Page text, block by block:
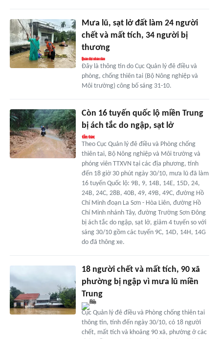
Mưa lũ, sạt lở đất làm 24 người
chết và mất tích, 34 người bị
thương
Đây là thông tin do Cục Quản lý đê điều và
phòng, chống thiên tai (Bộ Nông nghiệp và
Môi trường) công bố sáng 31-10.
Còn 16 tuyến quốc lộ miền Trung
bị ách tắc do ngập, sạt lở
Theo Cục Quản lý đê điều và Phòng chống
thiên tai, Bộ Nông nghiệp và Môi trường và
phóng viên TTXVN tại các địa phương, tính
đến 18 giờ 30 phút ngày 30/10, mưa lũ đã làm
16 tuyến Quốc lộ: 9B, 9, 14B, 14E, 15D, 24,
24B, 24C, 28B, 40B, 49, 49B, 49C, đường Hồ
Chí Minh đoạn La Sơn - Hòa Liên, đường Hồ
Chí Minh nhánh Tây, đường Trường Sơn Đông
bị ách tắc do ngập, sạt lở, giảm 4 tuyến so với
sáng 30/10 gồm các tuyến 9C, 14D, 14H, 14G
do đã thông xe.
18 người chết và mất tích, 90 xã
phường bị ngập vì mưa lũ miền
Trung
Cục Quản lý đê điều và Phòng chống thiên tai
thông tin, tính đến ngày 30/10, có 18 người
chết, mất tích và khoảng 90 xã, phường ở các